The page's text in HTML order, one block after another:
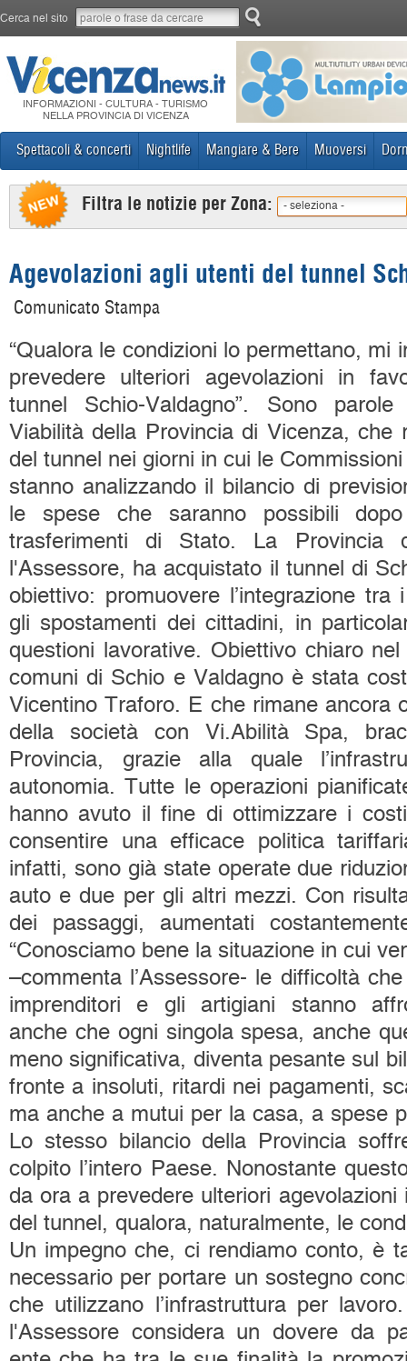
Cerca nel sito
INFORMAZIONI - CULTURA - TURISMO
NELLA PROVINCIA DI VICENZA
Spettacoli & concerti Nightlife Mangiare & Bere Muoversi
Filtra le notizie per Zona: - seleziona -
Agevolazioni agli utenti del tunnel
Comunicato Stampa
“Qualora le condizioni lo permettano, mi
prevedere ulteriori agevolazioni in
tunnel Schio-Valdagno”. Sono parole
Viabilità della Provincia di Vicenza, che
del tunnel nei giorni in cui le
stanno analizzando il bilancio di
le spese che saranno possibili
trasferimenti di Stato. La Provincia
l'Assessore, ha acquistato il tunnel di
obiettivo: promuovere l’integrazione
gli spostamenti dei cittadini, in
questioni lavorative. Obiettivo chiaro
comuni di Schio e Valdagno è stata
Vicentino Traforo. E che rimane ancora
della società con Vi.Abilità Spa,
Provincia, grazie alla quale
autonomia. Tutte le operazioni
hanno avuto il fine di ottimizzare i
consentire una efficace politica
infatti, sono già state operate due
auto e due per gli altri mezzi. Con
dei passaggi, aumentati
“Conosciamo bene la situazione in cui
–commenta l’Assessore- le difficoltà
imprenditori e gli artigiani stanno
anche che ogni singola spesa, anche
meno significativa, diventa pesante sul
fronte a insoluti, ritardi nei pagamenti,
ma anche a mutui per la casa, a spese
Lo stesso bilancio della Provincia
colpito l’intero Paese. Nonostante
da ora a prevedere ulteriori
del tunnel, qualora, naturalmente, le
Un impegno che, ci rendiamo conto, è
necessario per portare un sostegno
che utilizzano l’infrastruttura per
l'Assessore considera un dovere da